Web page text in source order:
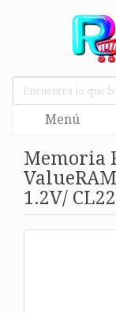
Menú
Memoria
1.2V/